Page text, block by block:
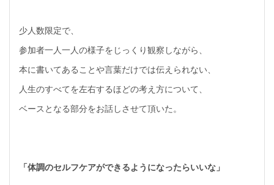
少人数限定で、
参加者一人一人の様子をじっくり観察しながら、
本に書いてあることや言葉だけでは伝えられない、
人生のすべてを左右するほどの考え方について、
ベースとなる部分をお話しさせて頂いた。
「体調のセルフケアができるようになったらいいな」